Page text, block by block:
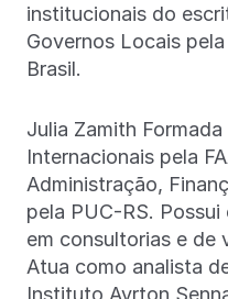
institucionais do
Governos Locais
Brasil.
Julia Zamith
Internacionais pela
Administração,
pela PUC-RS.
em consultorias e de
Atua como analista
Instituto Ayrton